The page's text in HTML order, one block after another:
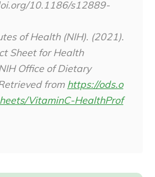
10.1186/s12889-
of Health (NIH). (2021).
Sheet for Health
Office of Dietary
fromhttps://ods.o
VitaminC-HealthProf